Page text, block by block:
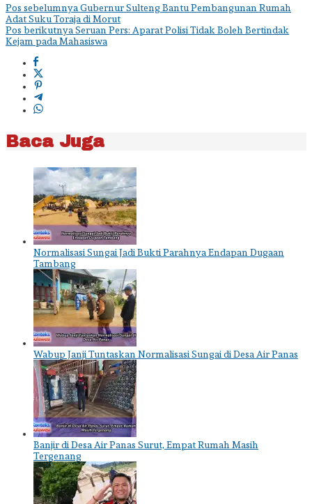
Navigasi
pos
Pos sebelumnyaGubernur Sulteng Bantu Pembangunan Rumah
Adat Suku Toraja di Morut
Pos berikutnyaSeruan Pers: Aparat Polisi Tidak Boleh Bertindak
Kejam pada Mahasiswa
Baca Juga
Normalisasi Sungai Jadi Bukti Parahnya Endapan Dugaan
Tambang
Wabup Janji Tuntaskan Normalisasi Sungai di Desa Air Panas
Banjir di Desa Air Panas Surut, Empat Rumah Masih
Tergenang